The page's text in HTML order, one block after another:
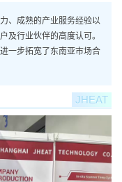
、成熟的产业服务经验以
及行业伙伴的高度认可。
一步拓宽了东南亚市场合
JHEAT